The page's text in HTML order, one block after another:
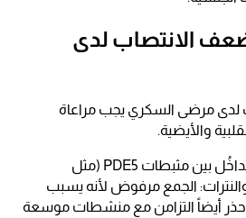
الانتصاب لدى
لدى مرضى السكري يجب مراعاة
والأيضية.
أهم تحذير معروف هو التداخُل بين مثبطات PDE5 (مثل
الجمع مرفوض لأنه يسبب
أيضاً التزامن مع منشطات موسعة